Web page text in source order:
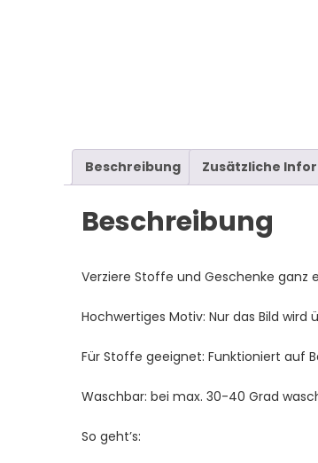
Beschreibung Zusätzliche
Beschreibung
Verziere Stoffe und Geschenke
Hochwertiges Motiv: Nur das Bild wird
Für Stoffe geeignet: Funktioniert auf
Waschbar: bei max. 30-40 Grad
So geht’s: